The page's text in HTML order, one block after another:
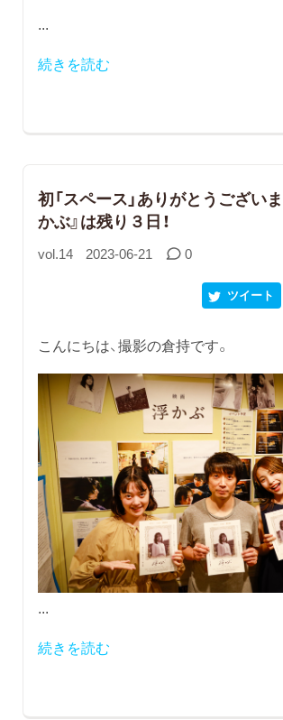
...
続きを読む
初「スペース」ありがとうございま
かぶ』は残り３日！
vol.14 2023-06-21 0
ツイート
こんにちは、撮影の倉持です。
...
続きを読む